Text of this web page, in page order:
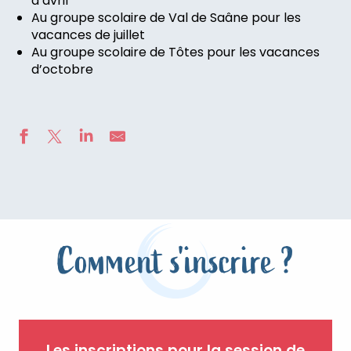
Au groupe scolaire de Val de Saâne pour les
vacances de juillet
Au groupe scolaire de Tôtes pour les vacances
d’octobre
Comment s'inscrire ?